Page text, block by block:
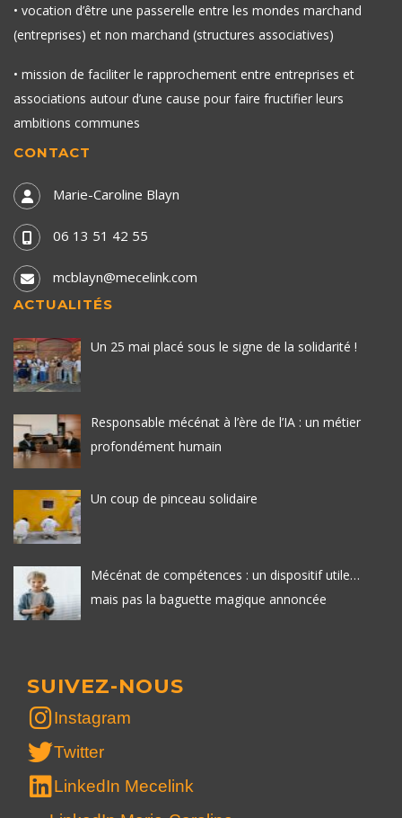
• vocation d’être une passerelle entre les mondes marchand
(entreprises) et non marchand (structures associatives)
• mission de faciliter le rapprochement entre entreprises et
associations autour d’une cause pour faire fructifier leurs
ambitions communes
CONTACT
Marie-Caroline Blayn
06 13 51 42 55
mcblayn@mecelink.com
ACTUALITÉS
Un 25 mai placé sous le signe de la solidarité !
Responsable mécénat à l’ère de l’IA : un métier
profondément humain
Un coup de pinceau solidaire
Mécénat de compétences : un dispositif utile…
mais pas la baguette magique annoncée
SUIVEZ-NOUS
Instagram
Twitter
LinkedIn Mecelink